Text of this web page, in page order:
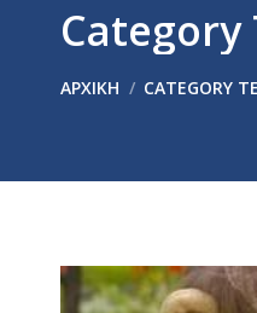
ΑΡΧΙΚΉ CATEGORY